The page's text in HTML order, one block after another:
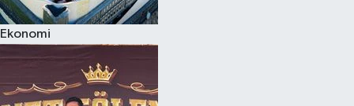
Ekonomi